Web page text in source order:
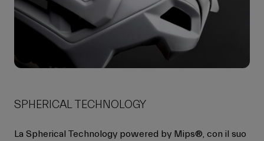
SPHERICAL TECHNOLOGY
La Spherical Technology powered by Mips®, con il suo